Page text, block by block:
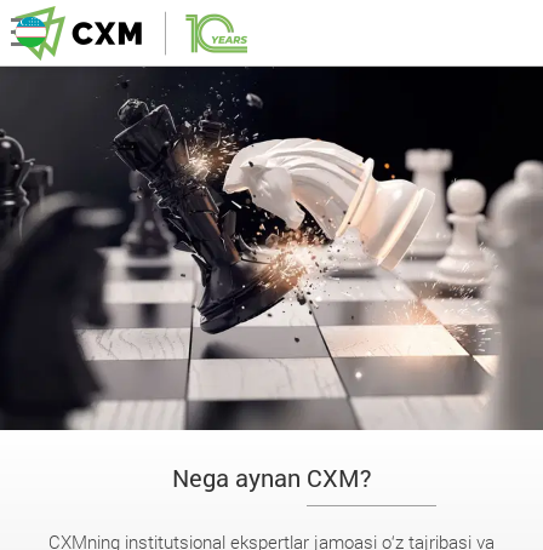
Nega aynan CXM?
CXMning institutsional ekspertlar jamoasi o‘z tajribasi va